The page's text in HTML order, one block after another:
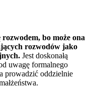
bo może ona
rozwodów jako
Jest doskonałą
uwagę formalnego
prowadzić oddzielnie